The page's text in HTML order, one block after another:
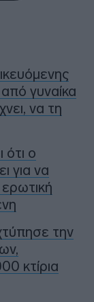
γυναίκα
να τη
ότι ο
για να
την
κτίρια